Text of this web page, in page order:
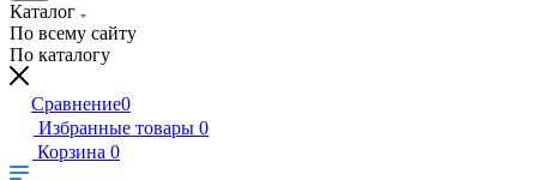
Каталог
По всему сайту
По каталогу
Сравнение0
Избранные товары 0
Корзина 0